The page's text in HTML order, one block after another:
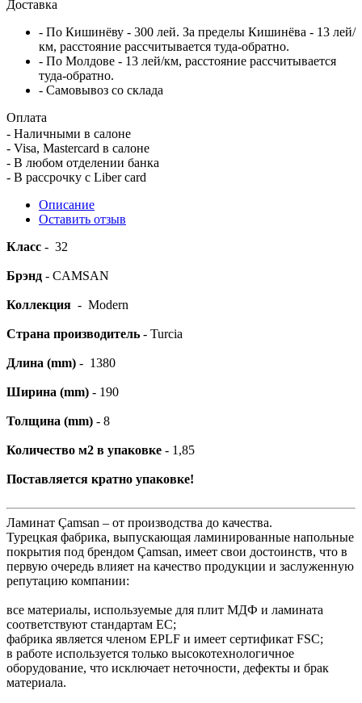
Доставка
- По Кишинёву - 300 лей. За пределы Кишинёва - 13 лей/
км, расстояние рассчитывается туда-обратно.
- По Молдове - 13 лей/км, расстояние рассчитывается
туда-обратно.
- Самовывоз со склада
Оплата
- Наличными в салоне
- Visa, Mastercard в салоне
- В любом отделении банка
- В рассрочку c Liber card
Описание
Оставить отзыв
Класс - 32
Брэнд - CAMSAN
Коллекция - Modern
Страна производитель - Turcia
Длина (mm) - 1380
Ширина (mm) - 190
Толщина (mm) - 8
Количество м2 в упаковке - 1,85
Поставляется кратно упаковке!
Ламинат Çamsan – от производства до качества.
Турецкая фабрика, выпускающая ламинированные напольные
покрытия под брендом Çamsan, имеет свои достоинств, что в
первую очередь влияет на качество продукции и заслуженную
репутацию компании:
все материалы, используемые для плит МДФ и ламината
соответствуют стандартам ЕС;
фабрика является членом EPLF и имеет сертификат FSC;
в работе используется только высокотехнологичное
оборудование, что исключает неточности, дефекты и брак
материала.